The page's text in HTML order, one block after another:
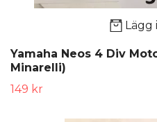
Lägg
Yamaha Neos 4 Div
Minarelli)
149 kr